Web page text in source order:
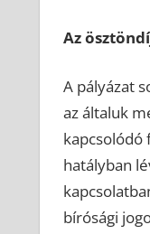
Az
A pályázat
az általuk
kapcsolódó
hatályban
bírósági